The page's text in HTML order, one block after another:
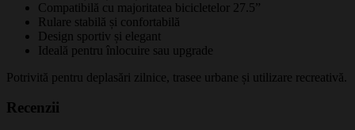
Compatibilă cu majoritatea bicicletelor 27.5”
Rulare stabilă și confortabilă
Design sportiv și elegant
Ideală pentru înlocuire sau upgrade
Potrivită pentru deplasări zilnice, trasee urbane și utilizare recreativă.
Recenzii